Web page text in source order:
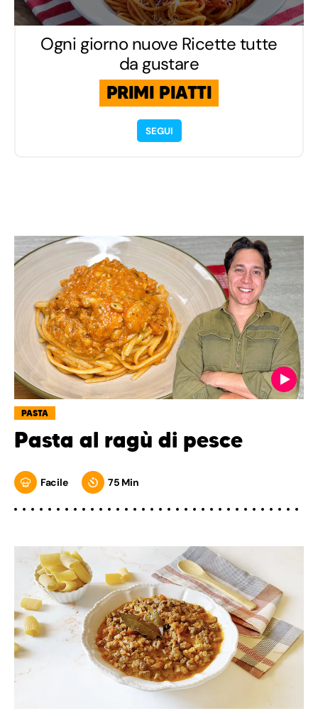
Ogni giorno nuove Ricette tutte
da gustare
PRIMI PIATTI
SEGUI
PASTA
Pasta al ragù di pesce
Facile 75 Min